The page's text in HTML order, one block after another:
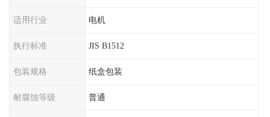
适用行业 电机
执行标准 JIS B1512
包装规格 纸盒包装
耐腐蚀等级 普通